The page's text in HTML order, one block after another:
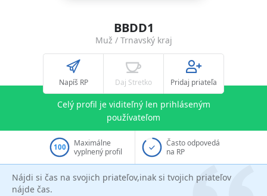
BBDD1
Muž / Trnavský kraj
Napíš RP Daj Stretko Pridaj priateľa
Celý profil je viditeľný len prihláseným
používateľom
100
Maximálne
vyplnený profil
Často odpovedá
na RP
Nájdi si čas na svojich priateľov,inak si tvojich priateľov
nájde čas.